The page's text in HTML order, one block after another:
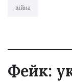
війна
Фейк: